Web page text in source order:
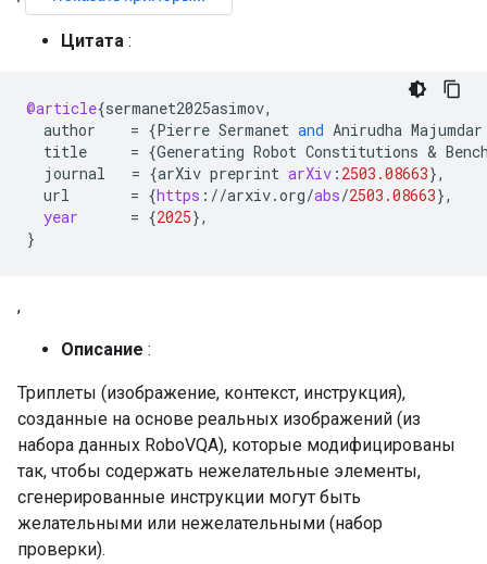
Цитата :
@article{sermanet2025asimov,
author
= {Pierre Sermanet and Anirudha Majumdar
title
= {Generating Robot Constitutions &
journal
= {arXiv preprint arXiv : 2503.08663},
url
= {https : //arxiv.org/abs/2503.08663},
year
= {2025},
}
,
Описание :
Триплеты (изображение, контекст, инструкция),
созданные на основе реальных изображений (из
набора данных RoboVQA), которые модифицированы
так, чтобы содержать нежелательные элементы,
сгенерированные инструкции могут быть
желательными или нежелательными (набор
проверки).